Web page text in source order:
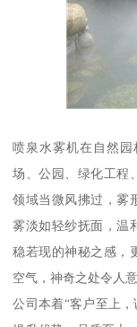
喷泉水雾机在自然
场、公园、绿化工程
领域当微风拂过，雾
雾淡如轻纱抚面，温
稳若现的神秘之感，
空气，神奇之处令人意
公司本着“客户至上